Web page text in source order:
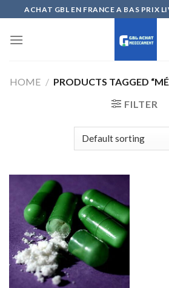
to
content
ACHAT GBL EN FRANCE A BAS PRIX
HOME / PRODUCTS TAGGED
FILTER